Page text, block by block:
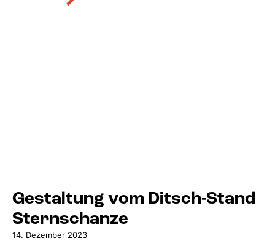
Gestaltung vom Ditsch-Stand
Sternschanze
14. Dezember 2023